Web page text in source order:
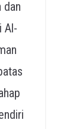
dan
Al-